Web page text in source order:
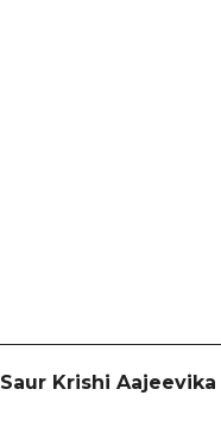
Saur Krishi Aajeevika